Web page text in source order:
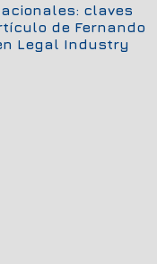
claves
de Fernando
Legal Industry